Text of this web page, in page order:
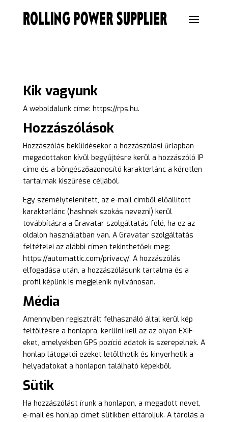
Kik vagyunk
A weboldalunk címe: https://rps.hu.
Hozzászólások
Hozzászólás beküldésekor a hozzászólási űrlapban
megadottakon kívül begyűjtésre kerül a hozzászóló IP
címe és a böngészőazonosító karakterlánc a kéretlen
tartalmak kiszűrése céljából.
Egy személytelenített, az e-mail címből előállított
karakterlánc (hashnek szokás nevezni) kerül
továbbításra a Gravatar szolgáltatás felé, ha ez az
oldalon használatban van. A Gravatar szolgáltatás
feltételei az alábbi címen tekinthetőek meg:
https://automattic.com/privacy/. A hozzászólás
elfogadása után, a hozzászólásunk tartalma és a
profil képünk is megjelenik nyilvánosan.
Média
Amennyiben regisztrált felhasználó által kerül kép
feltöltésre a honlapra, kerülni kell az az olyan EXIF-
eket, amelyekben GPS pozíció adatok is szerepelnek. A
honlap látogatói ezeket letölthetik és kinyerhetik a
helyadatokat a honlapon található képekből.
Sütik
Ha hozzászólást írunk a honlapon, a megadott nevet,
e-mail és honlap címet sütikben eltároljuk. A tárolás a